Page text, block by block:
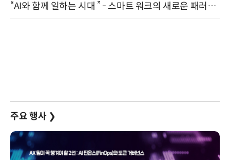
“AI와 함께 일하는 시대 ” - 스마트 워크의 새로운 패러다임 (9/11)
주요 행사 ❯